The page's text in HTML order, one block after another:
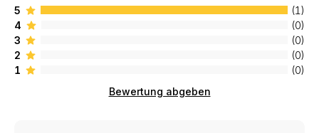
5
(1)
4
(0)
3
(0)
2
(0)
1
(0)
Bewertung abgeben